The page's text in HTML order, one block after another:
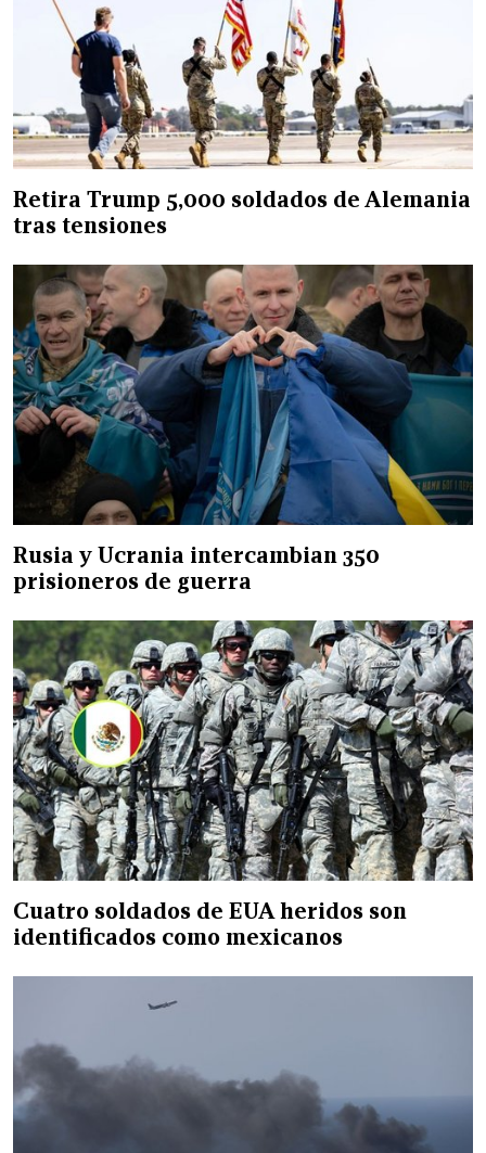
Retira Trump 5,000 soldados de Alemania
tras tensiones
Rusia y Ucrania intercambian 350
prisioneros de guerra
Cuatro soldados de EUA heridos son
identificados como mexicanos